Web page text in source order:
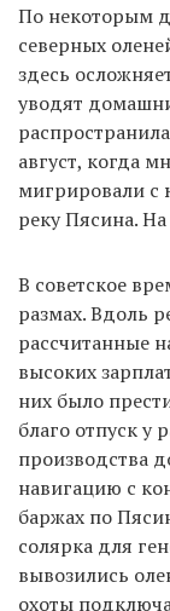
По некоторым
северных
здесь
уводят
август, когда
мигрировали с
реку Пясина.
В советское
размах. Вдоль
рассчитанные
высоких
них было
благо отпуск у
производства
навигацию с
баржах по
солярка для
вывозились
охоты